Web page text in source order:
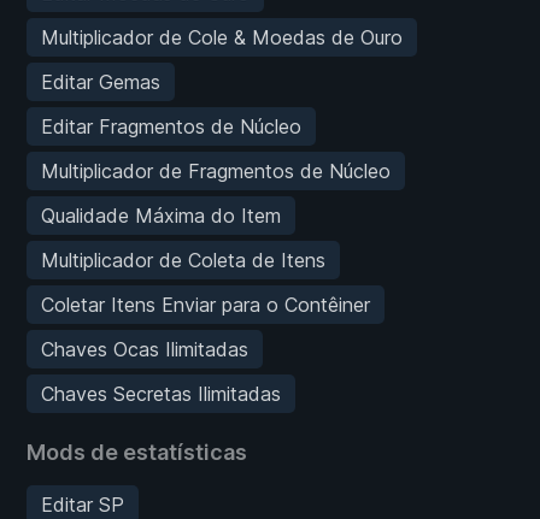
Multiplicador de Cole & Moedas de Ouro
Editar Gemas
Editar Fragmentos de Núcleo
Multiplicador de Fragmentos de Núcleo
Qualidade Máxima do Item
Multiplicador de Coleta de Itens
Coletar Itens Enviar para o Contêiner
Chaves Ocas Ilimitadas
Chaves Secretas Ilimitadas
Mods de estatísticas
Editar SP